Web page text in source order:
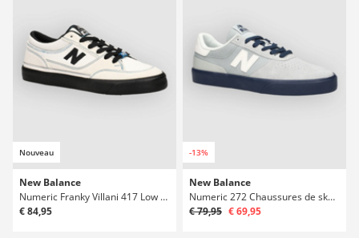
Nouveau
New Balance
Numeric Franky Villani 417 Low Chaussures de skate
€ 84,95
-13%
New Balance
Numeric 272 Chaussures de skate
€ 79,95 € 69,95